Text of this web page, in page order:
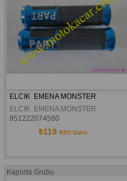
ELCIK  EMENA MONSTER
ELCIK  EMENA MONSTER
851222074580
₺119KDV Dahil
Kaporta Grubu